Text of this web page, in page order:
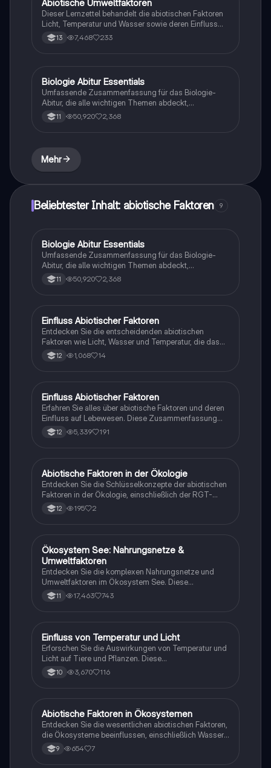
Biologie
Abiotische Umweltfaktoren
Dieser Lernzettel behandelt die abiotischen Faktoren
Licht, Temperatur und Wasser sowie deren Einfluss
auf Lebewesen. Er erklärt die Toleranzkurven,
Anpassungen von Pflanzen und Tieren an extreme
Studierende der Biologie, die sich auf Prüfungen
vorbereiten oder ihr Wissen vertiefen möchten.
13 7,468 233
Biologie
Biologie Abitur Essentials
Umfassende Zusammenfassung für das Biologie-
Abitur, die alle wichtigen Themen abdeckt,
einschließlich Zellbiologie, Genetik, Ökologie und
Stoffwechselprozesse. Ideal zur
11 50,920 2,368
Mehr
Beliebtester Inhalt: abiotische Faktoren 9
Biologie
Biologie Abitur Essentials
Umfassende Zusammenfassung für das Biologie-
Abitur, die alle wichtigen Themen abdeckt,
einschließlich Zellbiologie, Genetik, Ökologie und
Stoffwechselprozesse. Ideal zur
11 50,920 2,368
Biologie
Einfluss Abiotischer Faktoren
Entdecken Sie die entscheidenden abiotischen
Faktoren wie Licht, Wasser und Temperatur, die das
Leben in Ökosystemen beeinflussen. Diese Lernhilfe
behandelt auch die Bergmannsche und Allensche
Studierende der Biologie.
12 1,068 14
Biologie
Einfluss Abiotischer Faktoren
Erfahren Sie alles über abiotische Faktoren und deren
Einfluss auf Lebewesen. Diese Zusammenfassung
behandelt wichtige Aspekte wie Licht, Temperatur,
Wasser, pH-Wert und Bodenbeschaffenheit, die für
und Umweltwissenschaftler.
12 5,339 191
Biologie
Abiotische Faktoren in der Ökologie
Entdecken Sie die Schlüsselkonzepte der abiotischen
Faktoren in der Ökologie, einschließlich der RGT-
Regel, Toleranzkurven und der Minimumregel. Diese
Zusammenfassung behandelt die Auswirkungen von
Studierende der Umweltwissenschaften und Biologie,
die ein tieferes Verständnis für ökologische
Zusammenhänge und Anpassungsmechanismen
suchen.
12 195 2
Biologie
Ökosystem See: Nahrungsnetze &
Umweltfaktoren
Entdecken Sie die komplexen Nahrungsnetze und
Umweltfaktoren im Ökosystem See. Diese
umfassende Zusammenfassung behandelt die
Trophieebenen, Eutrophierung, biotische und
und Umweltwissenschaften.
11 17,463 743
Biologie
Einfluss von Temperatur und Licht
Erforschen Sie die Auswirkungen von Temperatur und
Licht auf Tiere und Pflanzen. Diese
Zusammenfassung behandelt die Toleranzkurven,
den Einfluss von Licht auf das
Temperaturabhängigkeit von Stoffwechselprozessen.
Ideal für Biologiestudenten, die sich mit abiotischen
Faktoren und deren ökologischen Auswirkungen
beschäftigen.
10 3,670 116
Biologie
Abiotische Faktoren in Ökosystemen
Entdecken Sie die wesentlichen abiotischen Faktoren,
die Ökosysteme beeinflussen, einschließlich Wasser,
Licht und Temperatur. Diese Zusammenfassung
behandelt die Wechselwirkungen zwischen
9 654 7